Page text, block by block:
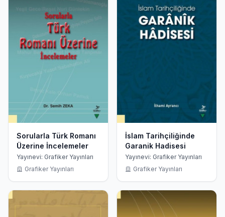
Sorularla Türk Romanı
Üzerine İncelemeler
Yayınevi: Grafiker Yayınları
Grafiker Yayınları
İslam Tarihçiliğinde
Garanik Hadisesi
Yayınevi: Grafiker Yayınları
Grafiker Yayınları